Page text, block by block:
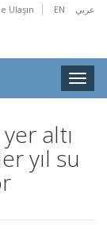
Ulaşın EN عربي
Toggle
yer altı
yıl su